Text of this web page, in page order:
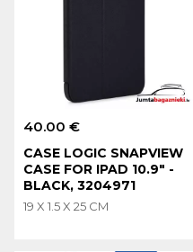
40.00 €
CASE LOGIC SNAPVIEW
CASE FOR IPAD 10.9" -
BLACK, 3204971
19 X 1.5 X 25 CM